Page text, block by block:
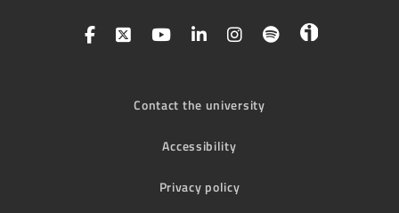
Contact the university
Accessibility
Privacy policy